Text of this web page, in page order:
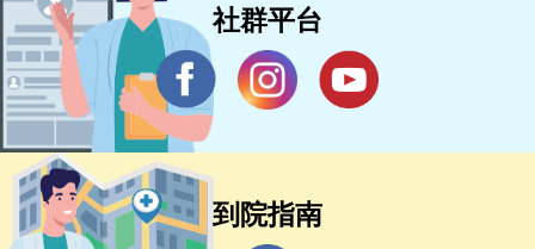
社群平台
到院指南